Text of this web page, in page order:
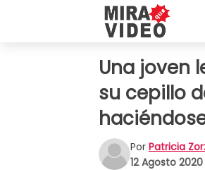
Una joven
su cepillo
Por Patricia
12 Agosto 2020